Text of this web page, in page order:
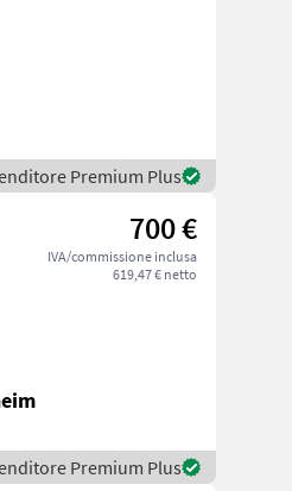
Premium Plus
700 €
IVA/commissione inclusa
619,47 € netto
Premium Plus